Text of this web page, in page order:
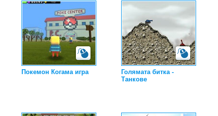
Покемон Когама игра
Голямата битка -
Танкове